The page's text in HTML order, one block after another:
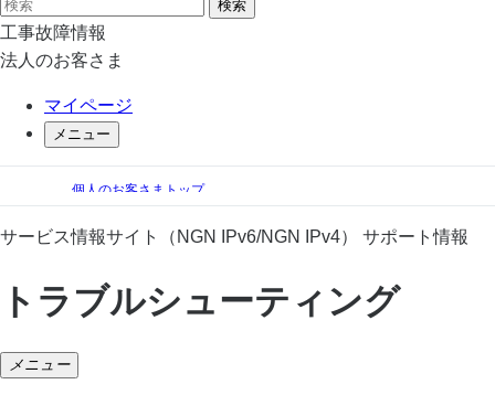
工事故障情報
法人のお客さま
マイページ
メニュー
個人のお客さまトップ
手続き（移転、変更）
フレッツ 光ネクスト サポート情報
サービス情報サイト（NGN IPv6/NGN IPv4） サポート情報
サービス情報サイト（NGN IPv6/NGN IPv4） サポート情報
トラブルシューティング
メニュー